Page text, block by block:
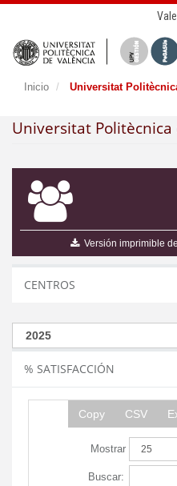
Inicio Universitat
Universitat Politècnica
Versión imprimible
CENTROS
% SATISFACCIÓN
Copy CSV
Mostrar
Buscar: